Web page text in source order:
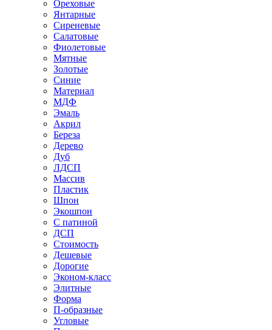
Ореховые
Янтарные
Сиреневые
Салатовые
Фиолетовые
Мятные
Золотые
Синие
Материал
МДФ
Эмаль
Акрил
Береза
Дерево
Дуб
ЛДСП
Массив
Пластик
Шпон
Экошпон
С патиной
ДСП
Стоимость
Дешевые
Дорогие
Эконом-класс
Элитные
Форма
П-образные
Угловые